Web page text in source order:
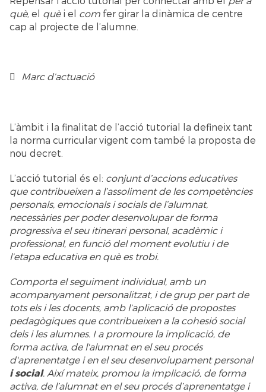
què, el què i el com fer girar la dinàmica de centre
cap al projecte de l’alumne.
Marc d’actuació
L’àmbit i la finalitat de l’acció tutorial la defineix tant
la norma curricular vigent com també la proposta de
nou decret.
L’acció tutorial és el: conjunt d’accions educatives
que contribueixen a l’assoliment de les competències
personals, emocionals i socials de l’alumnat,
necessàries per poder desenvolupar de forma
progressiva el seu itinerari personal, acadèmic i
professional, en funció del moment evolutiu i de
l’etapa educativa en què es trobi.
Comporta el seguiment individual, amb un
acompanyament personalitzat, i de grup per part de
tots els i les docents, amb l’aplicació de propostes
pedagògiques que contribueixen a la cohesió social
dels i les alumnes. I a promoure la implicació, de
forma activa, de l'alumnat en el seu procés
d'aprenentatge i en el seu desenvolupament personal
i social. Així mateix, promou la implicació, de forma
activa, de l’alumnat en el seu procés d’aprenentatge i